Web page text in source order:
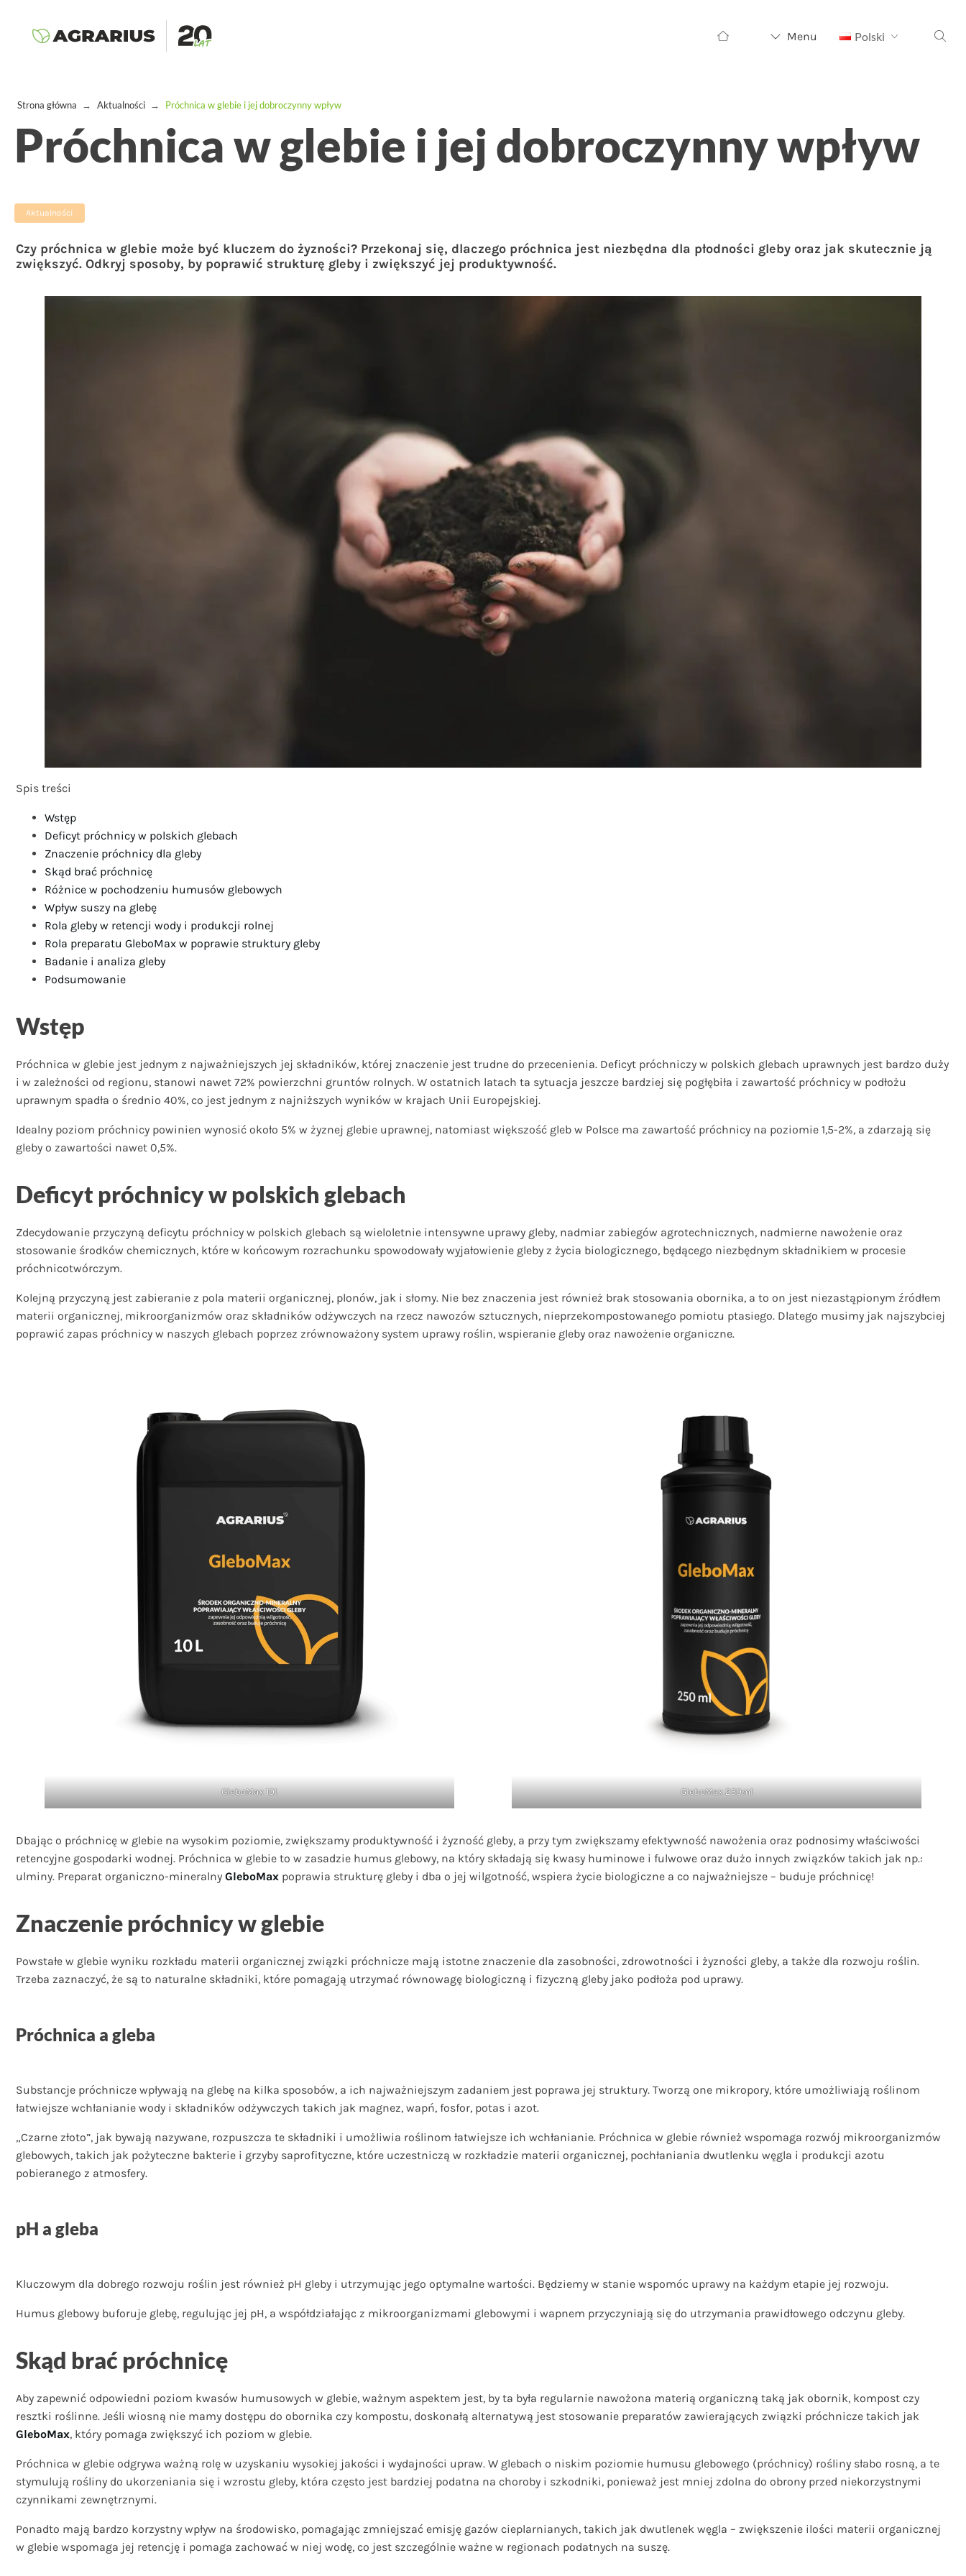
Menu Polski Szukaj:
Strona główna → Aktualności → Próchnica w glebie i jej dobroczynny wpływ
Próchnica w glebie i jej dobroczynny wpływ
Aktualności
Czy próchnica w glebie może być kluczem do żyzności? Przekonaj się, dlaczego próchnica jest niezbędna dla płodności gleby oraz jak skutecznie ją
zwiększyć. Odkryj sposoby, by poprawić strukturę gleby i zwiększyć jej produktywność.
Spis treści
Wstęp
Deficyt próchnicy w polskich glebach
Znaczenie próchnicy dla gleby
Skąd brać próchnicę
Różnice w pochodzeniu humusów glebowych
Wpływ suszy na glebę
Rola gleby w retencji wody i produkcji rolnej
Rola preparatu GleboMax w poprawie struktury gleby
Badanie i analiza gleby
Podsumowanie
Wstęp
Próchnica w glebie jest jednym z najważniejszych jej składników, której znaczenie jest trudne do przecenienia. Deficyt próchniczy w polskich glebach uprawnych jest bardzo duży
i w zależności od regionu, stanowi nawet 72% powierzchni gruntów rolnych. W ostatnich latach ta sytuacja jeszcze bardziej się pogłębiła i zawartość próchnicy w podłożu
uprawnym spadła o średnio 40%, co jest jednym z najniższych wyników w krajach Unii Europejskiej.
Idealny poziom próchnicy powinien wynosić około 5% w żyznej glebie uprawnej, natomiast większość gleb w Polsce ma zawartość próchnicy na poziomie 1,5-2%, a zdarzają się
gleby o zawartości nawet 0,5%.
Deficyt próchnicy w polskich glebach
Zdecydowanie przyczyną deficytu próchnicy w polskich glebach są wieloletnie intensywne uprawy gleby, nadmiar zabiegów agrotechnicznych, nadmierne nawożenie oraz
stosowanie środków chemicznych, które w końcowym rozrachunku spowodowały wyjałowienie gleby z życia biologicznego, będącego niezbędnym składnikiem w procesie
próchnicotwórczym.
Kolejną przyczyną jest zabieranie z pola materii organicznej, plonów, jak i słomy. Nie bez znaczenia jest również brak stosowania obornika, a to on jest niezastąpionym źródłem
materii organicznej, mikroorganizmów oraz składników odżywczych na rzecz nawozów sztucznych, nieprzekompostowanego pomiotu ptasiego. Dlatego musimy jak najszybciej
poprawić zapas próchnicy w naszych glebach poprzez zrównoważony system uprawy roślin, wspieranie gleby oraz nawożenie organiczne.
GleboMax 10l GleboMax 250ml
Dbając o próchnicę w glebie na wysokim poziomie, zwiększamy produktywność i żyzność gleby, a przy tym zwiększamy efektywność nawożenia oraz podnosimy właściwości
retencyjne gospodarki wodnej. Próchnica w glebie to w zasadzie humus glebowy, na który składają się kwasy huminowe i fulwowe oraz dużo innych związków takich jak np.:
ulminy. Preparat organiczno-mineralny GleboMax poprawia strukturę gleby i dba o jej wilgotność, wspiera życie biologiczne a co najważniejsze – buduje próchnicę!
Znaczenie próchnicy w glebie
Powstałe w glebie wyniku rozkładu materii organicznej związki próchnicze mają istotne znaczenie dla zasobności, zdrowotności i żyzności gleby, a także dla rozwoju roślin.
Trzeba zaznaczyć, że są to naturalne składniki, które pomagają utrzymać równowagę biologiczną i fizyczną gleby jako podłoża pod uprawy.
Próchnica a gleba
Substancje próchnicze wpływają na glebę na kilka sposobów, a ich najważniejszym zadaniem jest poprawa jej struktury. Tworzą one mikropory, które umożliwiają roślinom
łatwiejsze wchłanianie wody i składników odżywczych takich jak magnez, wapń, fosfor, potas i azot.
„Czarne złoto”, jak bywają nazywane, rozpuszcza te składniki i umożliwia roślinom łatwiejsze ich wchłanianie. Próchnica w glebie również wspomaga rozwój mikroorganizmów
glebowych, takich jak pożyteczne bakterie i grzyby saprofityczne, które uczestniczą w rozkładzie materii organicznej, pochłaniania dwutlenku węgla i produkcji azotu
pobieranego z atmosfery.
pH a gleba
Kluczowym dla dobrego rozwoju roślin jest również pH gleby i utrzymując jego optymalne wartości. Będziemy w stanie wspomóc uprawy na każdym etapie jej rozwoju.
Humus glebowy buforuje glebę, regulując jej pH, a współdziałając z mikroorganizmami glebowymi i wapnem przyczyniają się do utrzymania prawidłowego odczynu gleby.
Skąd brać próchnicę
Aby zapewnić odpowiedni poziom kwasów humusowych w glebie, ważnym aspektem jest, by ta była regularnie nawożona materią organiczną taką jak obornik, kompost czy
resztki roślinne. Jeśli wiosną nie mamy dostępu do obornika czy kompostu, doskonałą alternatywą jest stosowanie preparatów zawierających związki próchnicze takich jak
GleboMax, który pomaga zwiększyć ich poziom w glebie.
Próchnica w glebie odgrywa ważną rolę w uzyskaniu wysokiej jakości i wydajności upraw. W glebach o niskim poziomie humusu glebowego (próchnicy) rośliny słabo rosną, a te
stymulują rośliny do ukorzeniania się i wzrostu gleby, która często jest bardziej podatna na choroby i szkodniki, ponieważ jest mniej zdolna do obrony przed niekorzystnymi
czynnikami zewnętrznymi.
Ponadto mają bardzo korzystny wpływ na środowisko, pomagając zmniejszać emisję gazów cieplarnianych, takich jak dwutlenek węgla – zwiększenie ilości materii organicznej
w glebie wspomaga jej retencję i pomaga zachować w niej wodę, co jest szczególnie ważne w regionach podatnych na suszę.